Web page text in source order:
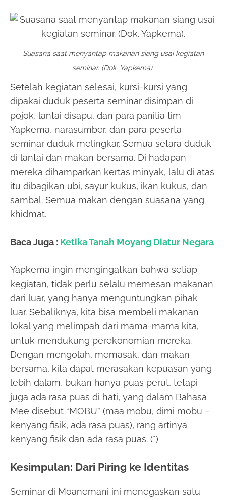
Suasana saat menyantap makanan siang usai kegiatan
seminar. (Dok. Yapkema).
Setelah kegiatan selesai, kursi-kursi yang
dipakai duduk peserta seminar disimpan di
pojok, lantai disapu, dan para panitia tim
Yapkema, narasumber, dan para peserta
seminar duduk melingkar. Semua setara duduk
di lantai dan makan bersama. Di hadapan
mereka dihamparkan kertas minyak, lalu di atas
itu dibagikan ubi, sayur kukus, ikan kukus, dan
sambal. Semua makan dengan suasana yang
khidmat.
Baca Juga : Ketika Tanah Moyang Diatur Negara
Yapkema ingin mengingatkan bahwa setiap
kegiatan, tidak perlu selalu memesan makanan
dari luar, yang hanya menguntungkan pihak
luar. Sebaliknya, kita bisa membeli makanan
lokal yang melimpah dari mama-mama kita,
untuk mendukung perekonomian mereka.
Dengan mengolah, memasak, dan makan
bersama, kita dapat merasakan kepuasan yang
lebih dalam, bukan hanya puas perut, tetapi
juga ada rasa puas di hati, yang dalam Bahasa
Mee disebut “MOBU” (maa mobu, dimi mobu –
kenyang fisik, ada rasa puas), rang artinya
kenyang fisik dan ada rasa puas. (*)
Kesimpulan: Dari Piring ke Identitas
Seminar di Moanemani ini menegaskan satu